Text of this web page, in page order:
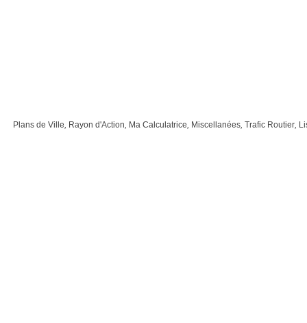
Plans de Ville, Rayon d'Action, Ma Calculatrice, Miscellanées, Trafic Routier,